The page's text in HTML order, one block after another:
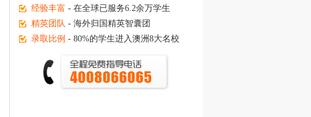
经验丰富 - 在全球已服务6.2余万学生
精英团队 - 海外归国精英智囊团
录取比例 - 80%的学生进入澳洲8大名校